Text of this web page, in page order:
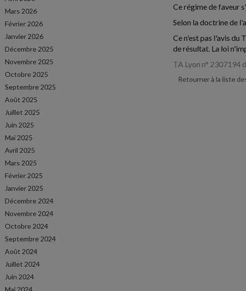
Mars 2026
Février 2026
Janvier 2026
Décembre 2025
Novembre 2025
Octobre 2025
Septembre 2025
Août 2025
Juillet 2025
Juin 2025
Mai 2025
Avril 2025
Mars 2025
Février 2025
Janvier 2025
Décembre 2024
Novembre 2024
Octobre 2024
Septembre 2024
Août 2024
Juillet 2024
Juin 2024
Mai 2024
Ce régime de faveur
Selon la doctrine de
Ce n'est pas l'avis du
de résultat. La loi
TA Lyon n° 2307194
Retourner à la liste